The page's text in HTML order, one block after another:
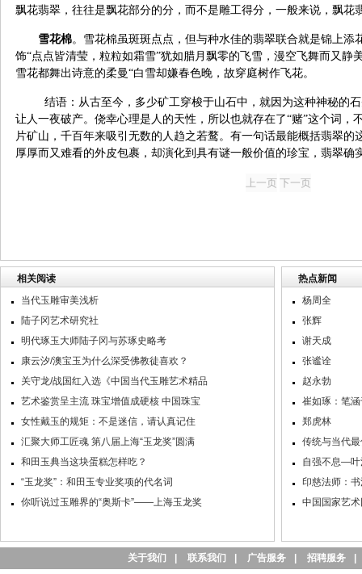
飘花翡翠，往往是飘花部分的分，而不是雕工得分，一般来说，飘花
雪花棉。雪花棉虽斑斑点点，但与种水佳的翡翠联合就是锦上添
饰“点点皆清莹，粒粒如霜雪”犹如腊月飘零的飞雪，漫空飞舞而又静
雪花都舞出诗意的柔曼“白雪却嫌春色晚，故穿庭树作飞花。
结语：从古至今，多少矿工穿梭于山石中，就因为这种神秘的
让人一夜破产。侥幸心理是人的天性，所以也就存在了“赌”这个词，
片矿山，千百年来吸引无数的人趋之若鹜。有一句话最能概括翡翠的
厚厚而又难看的外皮包裹，却演化到具有谜一般价值的珍宝，翡翠确
相关阅读
当代玉雕审美浅析
陆子冈艺术研究社
明代琢玉大师陆子冈与苏琢史略考
康云汐/澳宝玉为什么深受佛教徒喜欢？
关守龙/战国红入选《中国当代玉雕艺术精品
艺术鉴赏呈主流 珠宝增值成硬核 中国珠宝
女性戴玉的规矩：不是迷信，请认真记住
汇聚大师工匠魂 第八届上海“玉龙奖”圆满
和田玉典当这块蛋糕怎样吃？
“玉龙奖”：和田玉专业奖项的代名词
你听说过玉雕界的“奥斯卡”——上海玉龙奖
热点新闻
杨周全
张辉
谢天成
张谧诠
赵永勃
崔如琢：笔
郑虎林
传统与当代
自强不息—叶
印慈法师：
中国国家艺
关于我们 联系我们 广告服务 招聘服务